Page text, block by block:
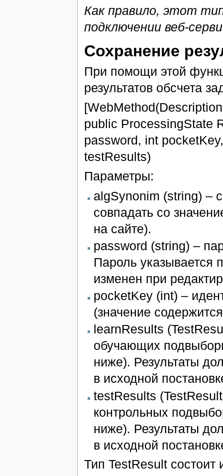
Как правило, этот
подключении веб-
Сохранение
При помощи этой
результатов обсчета
public ProcessingState
password, int
testResults)
Параметры:
algSynonim (string) –
совпадать со
на сайте).
password (string) –
Пароль указывается
изменен при
pocketKey (int) –
(значение
learnResults
обучающих
ниже). Результаты
в исходной
testResults
контрольных
ниже). Результаты
в исходной
Тип TestResult состоит